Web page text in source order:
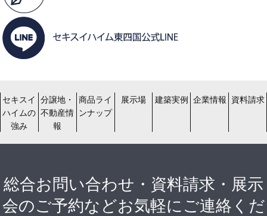
セキスイ
ハイムの
強み
分譲地・
不動産情
報
商品ライ
ンナップ
展示場 建築実例 企業情報 資料請求
総合お問い合わせ・資料請求・展示
会のご予約などお気軽にご連絡くだ